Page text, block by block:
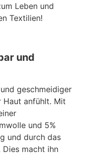
Leben und
Textilien!
und
geschmeidiger
Haut anfühlt. Mit
und 5%
und durch das
macht ihn